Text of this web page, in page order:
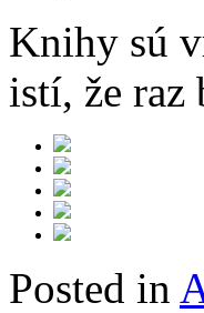
Knihy sú
istí, že raz
Posted in